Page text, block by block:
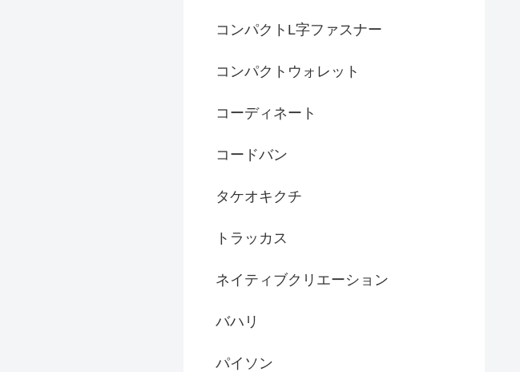
コンパクトL字ファスナー
コンパクトウォレット
コーディネート
コードバン
タケオキクチ
トラッカス
ネイティブクリエーション
バハリ
パイソン